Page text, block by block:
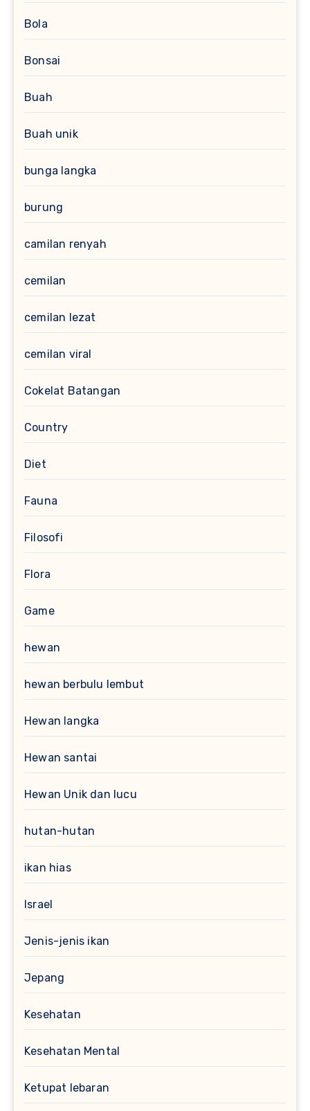
Bola
Bonsai
Buah
Buah unik
bunga langka
burung
camilan renyah
cemilan
cemilan lezat
cemilan viral
Cokelat Batangan
Country
Diet
Fauna
Filosofi
Flora
Game
hewan
hewan berbulu lembut
Hewan langka
Hewan santai
Hewan Unik dan lucu
hutan-hutan
ikan hias
Israel
Jenis-jenis ikan
Jepang
Kesehatan
Kesehatan Mental
Ketupat lebaran